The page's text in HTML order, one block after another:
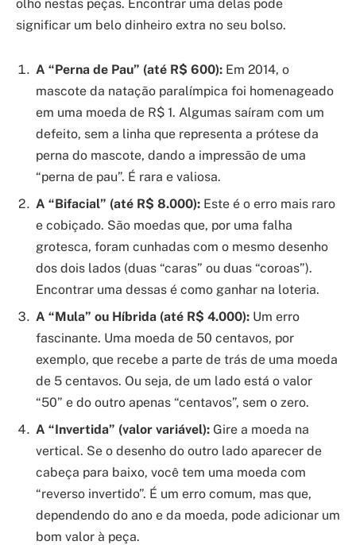
olho nestas peças. Encontrar uma delas pode
significar um belo dinheiro extra no seu bolso.
A “Perna de Pau” (até R$ 600): Em 2014, o
mascote da natação paralímpica foi homenageado
em uma moeda de R$ 1. Algumas saíram com um
defeito, sem a linha que representa a prótese da
perna do mascote, dando a impressão de uma
“perna de pau”. É rara e valiosa.
A “Bifacial” (até R$ 8.000): Este é o erro mais raro
e cobiçado. São moedas que, por uma falha
grotesca, foram cunhadas com o mesmo desenho
dos dois lados (duas “caras” ou duas “coroas”).
Encontrar uma dessas é como ganhar na loteria.
A “Mula” ou Híbrida (até R$ 4.000): Um erro
fascinante. Uma moeda de 50 centavos, por
exemplo, que recebe a parte de trás de uma moeda
de 5 centavos. Ou seja, de um lado está o valor
“50” e do outro apenas “centavos”, sem o zero.
A “Invertida” (valor variável): Gire a moeda na
vertical. Se o desenho do outro lado aparecer de
cabeça para baixo, você tem uma moeda com
“reverso invertido”. É um erro comum, mas que,
dependendo do ano e da moeda, pode adicionar um
bom valor à peça.